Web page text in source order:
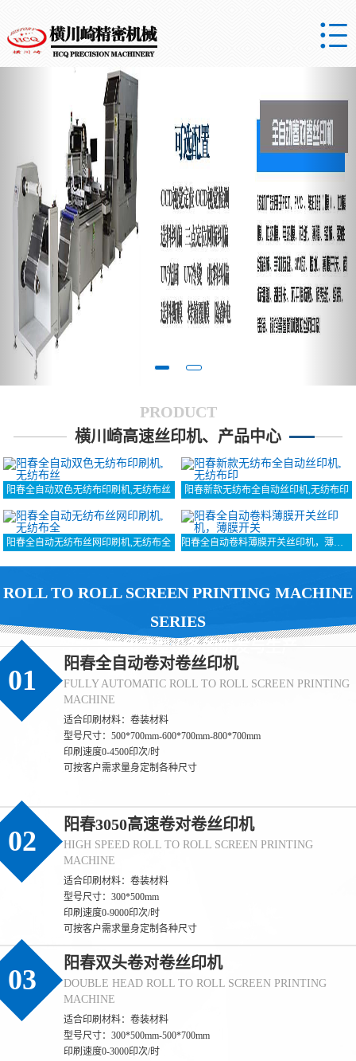

PRODUCT
横川崎高速丝印机、产品中心
阳春全自动双色无纺布印刷机,无纺布丝 阳春新款无纺布全自动丝印机,无纺布印
阳春全自动无纺布丝网印刷机,无纺布全 阳春全自动卷料薄膜开关丝印机，薄膜开关
ROLL TO ROLL SCREEN PRINTING MACHINE
SERIES
致力于丝印成型设备的研发与生产
01
阳春全自动卷对卷丝印机
FULLY AUTOMATIC ROLL TO ROLL SCREEN PRINTING
MACHINE
适合印刷材料：卷装材料
型号尺寸：500*700mm-600*700mm-800*700mm
印刷速度0-4500印次/时
可按客户需求量身定制各种尺寸
02
阳春3050高速卷对卷丝印机
HIGH SPEED ROLL TO ROLL SCREEN PRINTING
MACHINE
适合印刷材料：卷装材料
型号尺寸：300*500mm
印刷速度0-9000印次/时
可按客户需求量身定制各种尺寸
03
阳春双头卷对卷丝印机
DOUBLE HEAD ROLL TO ROLL SCREEN PRINTING
MACHINE
适合印刷材料：卷装材料
型号尺寸：300*500mm-500*700mm
印刷速度0-3000印次/时